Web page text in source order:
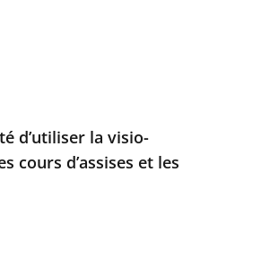
d’utiliser la visio-
cours d’assises et les